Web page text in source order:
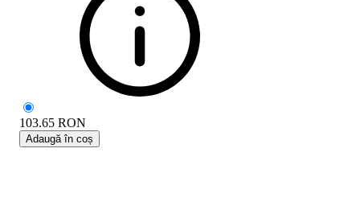
103.65 RON
Adaugă în coș